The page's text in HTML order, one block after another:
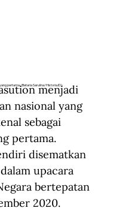
pertama. (Betaria Sarulina/Historia.ID).
menjadi
nasional yang
sebagai
pertama.
disematkan
upacara
bertepatan
2020.